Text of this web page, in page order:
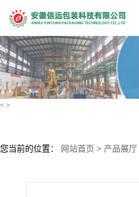
< >
您当前的位置： 网站首页 > 产品展厅